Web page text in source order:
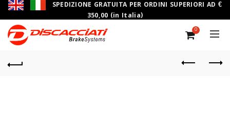
SPEDIZIONE GRATUITA PER ORDINI SUPERIORI AD €
350,00 (in Italia)
0